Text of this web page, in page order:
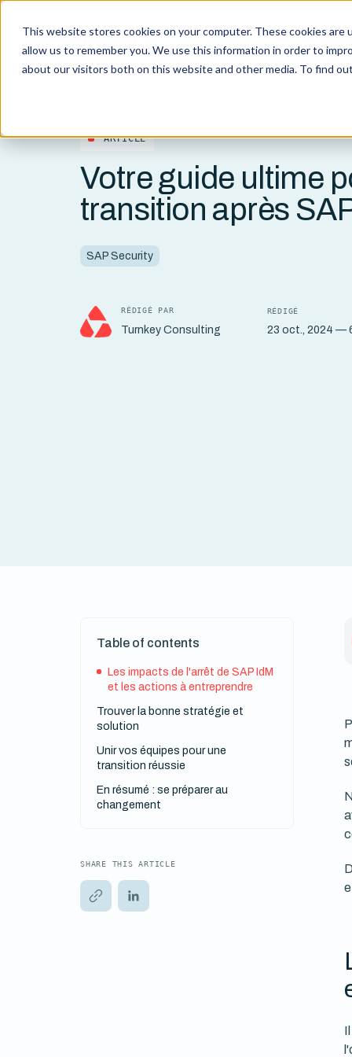
This website stores cookies on your computer. These cookies
allow us to remember you. We use this information in order to
about our visitors both on this website and other media. To find
ARTICLE
Votre guide ultime
transition après
SAP Security
RÉDIGÉ PAR
Turnkey Consulting
RÉDIGÉ
23 oct., 2024 —
Table of contents
Les impacts de l'arrêt de SAP IdM
et les actions à entreprendre
Trouver la bonne stratégie et
solution
Unir vos équipes pour une
transition réussie
En résumé : se préparer au
changement
SHARE THIS ARTICLE